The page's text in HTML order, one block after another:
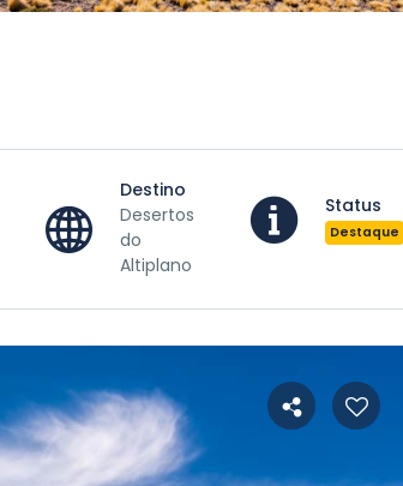
Destino
Desertos
do
Altiplano
Status
Destaque